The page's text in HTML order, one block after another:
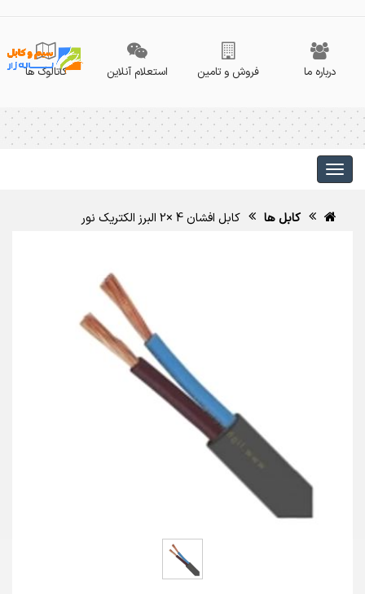
درباره ما فروش و تامین استعلام آنلاین کاتالوگ ها
کابل ها کابل افشان 4 ×2 البرز الکتریک نور